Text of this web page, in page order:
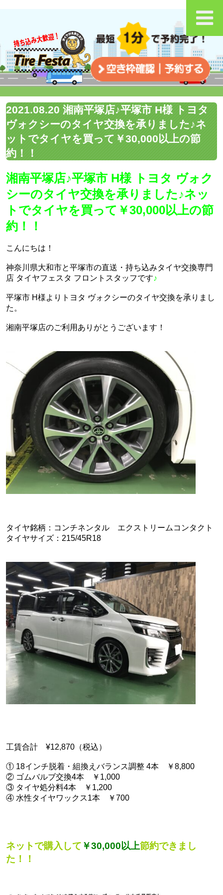
2021.08.20 湘南平塚店♪平塚市 H様 トヨタ
ヴォクシーのタイヤ交換を承りました♪ネ
ットでタイヤを買って￥30,000以上の節
約！！
湘南平塚店♪平塚市 H様 トヨタ ヴォク
シーのタイヤ交換を承りました♪ネッ
トでタイヤを買って￥30,000以上の節
約！！
こんにちは！
神奈川県大和市と平塚市の直送・‪‎持ち込みタイヤ交換専門
店‬ タイヤフェスタ フロントスタッフです♪
平塚市 H様よりトヨタ ヴォクシーのタイヤ交換を承りまし
た。
湘南平塚店のご利用ありがとうございます！
タイヤ銘柄：コンチネンタル エクストリームコンタクト
タイヤサイズ：215/45R18
工賃合計 ¥12,870（税込）
① 18インチ脱着・組換えバランス調整 4本 ￥8,800
② ゴムバルブ交換4本 ￥1,000
③ タイヤ処分料4本 ￥1,200
④ 水性タイヤワックス1本 ￥700
ネットで購入して ￥30,000以上節約できまし
た！！